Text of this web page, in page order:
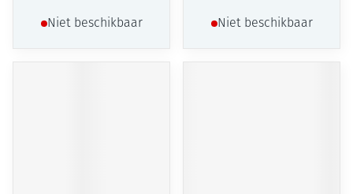
Niet beschikbaar Niet beschikbaar